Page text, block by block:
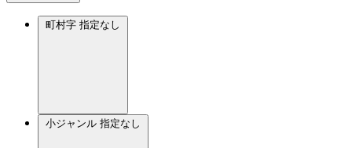
町村字 指定なし
小ジャンル 指定なし